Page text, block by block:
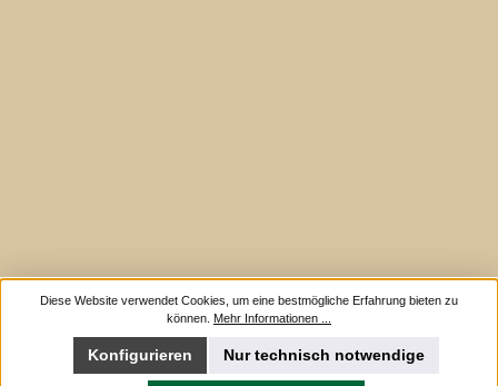
Diese Website verwendet Cookies, um eine bestmögliche Erfahrung bieten zu
können. Mehr Informationen ...
Nur technisch notwendige
Konfigurieren